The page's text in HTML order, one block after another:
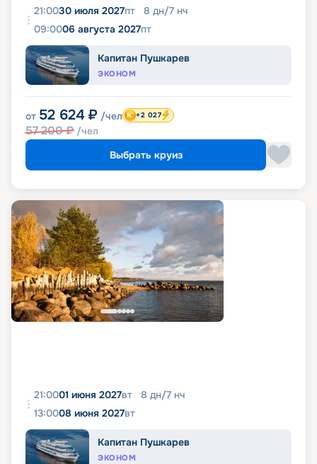
21:0030 июля 2027пт 8 дн/7 нч
09:0006 августа 2027пт
Капитан Пушкарев
ЭКОНОМ
от 52 624 ₽ /чел
57 200₽ /чел
+2 027
Выбрать круиз
21:0001 июня 2027вт 8 дн/7 нч
13:0008 июня 2027вт
Капитан Пушкарев
ЭКОНОМ